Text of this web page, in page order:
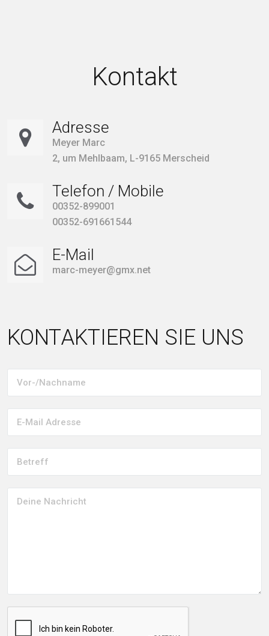
Kontakt
Adresse
Meyer Marc
2, um Mehlbaam, L-9165 Merscheid
Telefon / Mobile
00352-899001
00352-691661544
E-Mail
marc-meyer@gmx.net
KONTAKTIEREN SIE UNS